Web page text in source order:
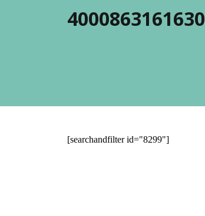
4000863161630
[searchandfilter id="8299"]